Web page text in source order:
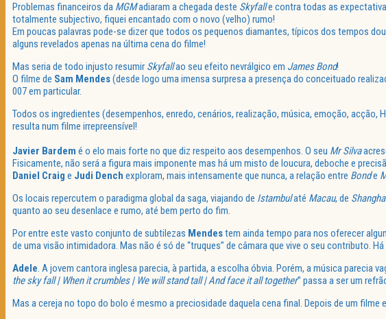
Problemas financeiros da MGMadiaram a chegada deste Skyfalle contra todas as
totalmente subjectivo, fiquei encantado com o novo (velho) rumo!
Em poucas palavras pode-se dizer que todos os pequenos diamantes, típicos dos tempos
alguns revelados apenas na última cena do filme!
Mas seria de todo injusto resumir Skyfallao seu efeito nevrálgico em James Bond!
O filme de Sam Mendes(desde logo uma imensa surpresa a presença do conceituado
007 em particular.
Todos os ingredientes (desempenhos, enredo, cenários, realização, música, emoção,
resulta num filme irrepreensível!
Javier Bardem é o elo mais forte no que diz respeito aos desempenhos. O seu Mr Silva
Fisicamente, não será a figura mais imponente mas há um misto de loucura, deboche e
Daniel Craig e Judi Dench exploram, mais intensamente que nunca, a relação entre Bonde
Os locais repercutem o paradigma global da saga, viajando de Istambulaté Macau, de
quanto ao seu desenlace e rumo, até bem perto do fim.
Por entre este vasto conjunto de subtilezas Mendestem ainda tempo para nos oferecer
de uma visão intimidadora. Mas não é só de “truques” de câmara que vive o seu contributo.
Adele. A jovem cantora inglesa parecia, à partida, a escolha óbvia. Porém, a música parecia
the sky fall | When it crumbles | We will stand tall | And face it all together” passa a ser um
Mas a cereja no topo do bolo é mesmo a preciosidade daquela cena final. Depois de um